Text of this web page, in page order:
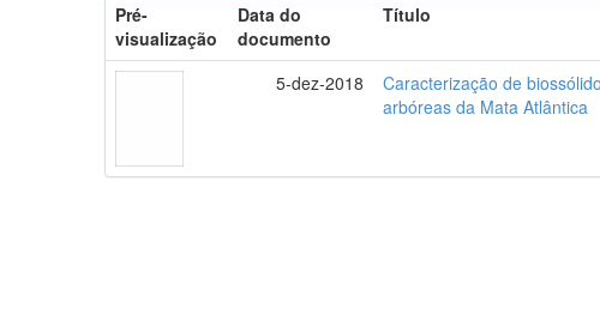
Pré-
visualização
Data do
documento
Título
5-dez-2018
Caracterização de
arbóreas da Mata Atlântica